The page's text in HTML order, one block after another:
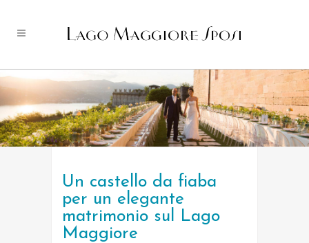
Un castello da fiaba
per un elegante
matrimonio sul Lago
Maggiore